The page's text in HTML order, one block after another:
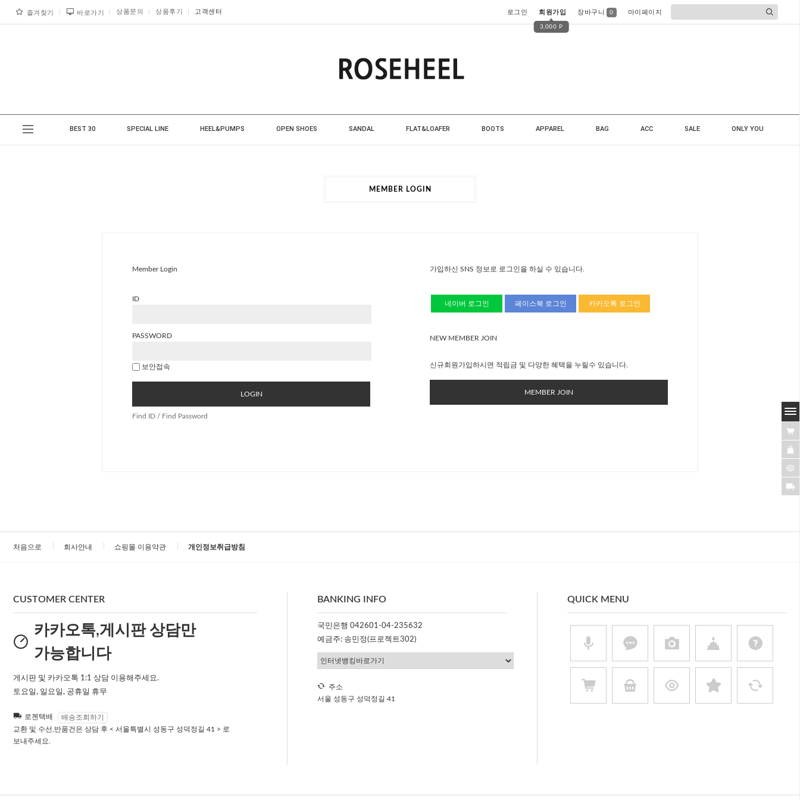
즐겨찾기 바로가기 상품문의 상품후기 고객센터 로그인 회원가입
3,000 P
장바구니 0 마이페이지
BEST 30 SPECIAL LINE HEEL&PUMPS OPEN SHOES SANDAL FLAT&LOAFER BOOTS APPAREL BAG ACC SALE ONLY YOU
MEMBER LOGIN
Member Login
ID
PASSWORD
보안접속
LOGIN
Find ID / Find Password
가입하신 SNS 정보로 로그인을 하실 수 있습니다.
네이버 로그인 페이스북 로그인 카카오톡 로그인
NEW MEMBER JOIN
신규회원가입하시면 적립금 및 다양한 혜택을 누릴수 있습니다.
MEMBER JOIN
처음으로 회사안내 쇼핑몰 이용약관 개인정보취급방침
CUSTOMER CENTER
카카오톡,게시판 상담만
가능합니다
게시판 및 카카오톡 1:1 상담 이용해주세요.
토요일, 일요일, 공휴일 휴무
로젠택배
배송조회하기
교환 및 수선,반품건은 상담 후 < 서울특별시 성동구 성덕정길 41 > 로
보내주세요.
BANKING INFO
국민은행 042601-04-235632
예금주: 송민정(프로젝트302)
주소
서울 성동구 성덕정길 41
QUICK MENU